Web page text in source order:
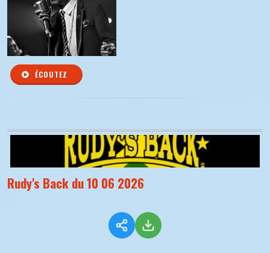
ÉCOUTEZ
Rudy's Back du 10 06 2026